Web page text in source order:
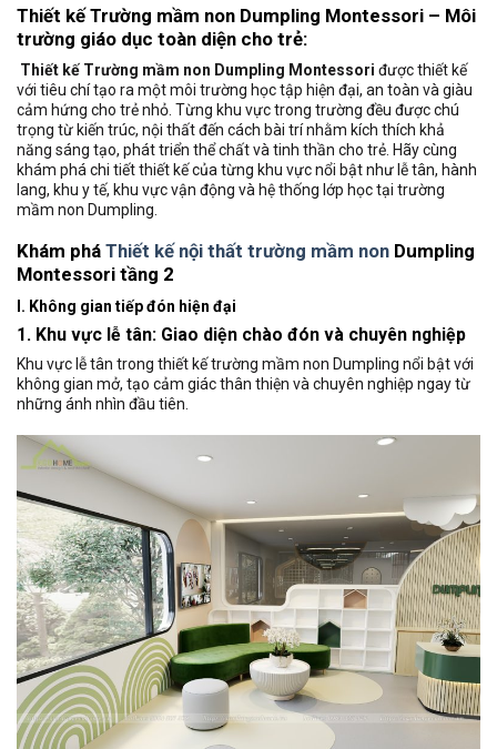
Thiết kế Trường mầm non Dumpling Montessori – Môi
trường giáo dục toàn diện cho trẻ:
Thiết kế Trường mầm non Dumpling Montessori được thiết kế
với tiêu chí tạo ra một môi trường học tập hiện đại, an toàn và giàu
cảm hứng cho trẻ nhỏ. Từng khu vực trong trường đều được chú
trọng từ kiến trúc, nội thất đến cách bài trí nhằm kích thích khả
năng sáng tạo, phát triển thể chất và tinh thần cho trẻ. Hãy cùng
khám phá chi tiết thiết kế của từng khu vực nổi bật như lễ tân, hành
lang, khu y tế, khu vực vận động và hệ thống lớp học tại trường
mầm non Dumpling.
Khám phá Thiết kế nội thất trường mầm non Dumpling
Montessori tầng 2
I. Không gian tiếp đón hiện đại
1. Khu vực lễ tân: Giao diện chào đón và chuyên nghiệp
Khu vực lễ tân trong thiết kế trường mầm non Dumpling nổi bật với
không gian mở, tạo cảm giác thân thiện và chuyên nghiệp ngay từ
những ánh nhìn đầu tiên.